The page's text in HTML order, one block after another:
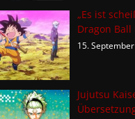
„Es ist
Dragon Ball
15.
Jujutsu